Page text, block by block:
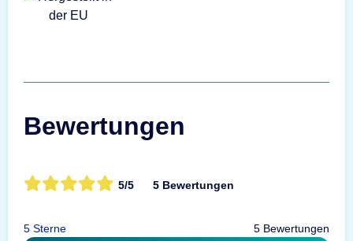
Bewertungen
5/5 5 Bewertungen
5 Sterne 5 Bewertungen